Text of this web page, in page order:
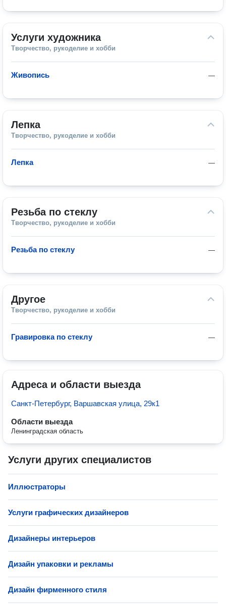
Услуги художника
Творчество, рукоделие и хобби
—
Живопись
Лепка
Творчество, рукоделие и хобби
—
Лепка
Резьба по стеклу
Творчество, рукоделие и хобби
—
Резьба по стеклу
Другое
Творчество, рукоделие и хобби
—
Гравировка по стеклу
Адреса и области выезда
Санкт-Петербург, Варшавская улица, 29к1
Области выезда
Ленинградская область
Услуги других специалистов
Иллюстраторы
Услуги графических дизайнеров
Дизайнеры интерьеров
Дизайн упаковки и рекламы
Дизайн фирменного стиля